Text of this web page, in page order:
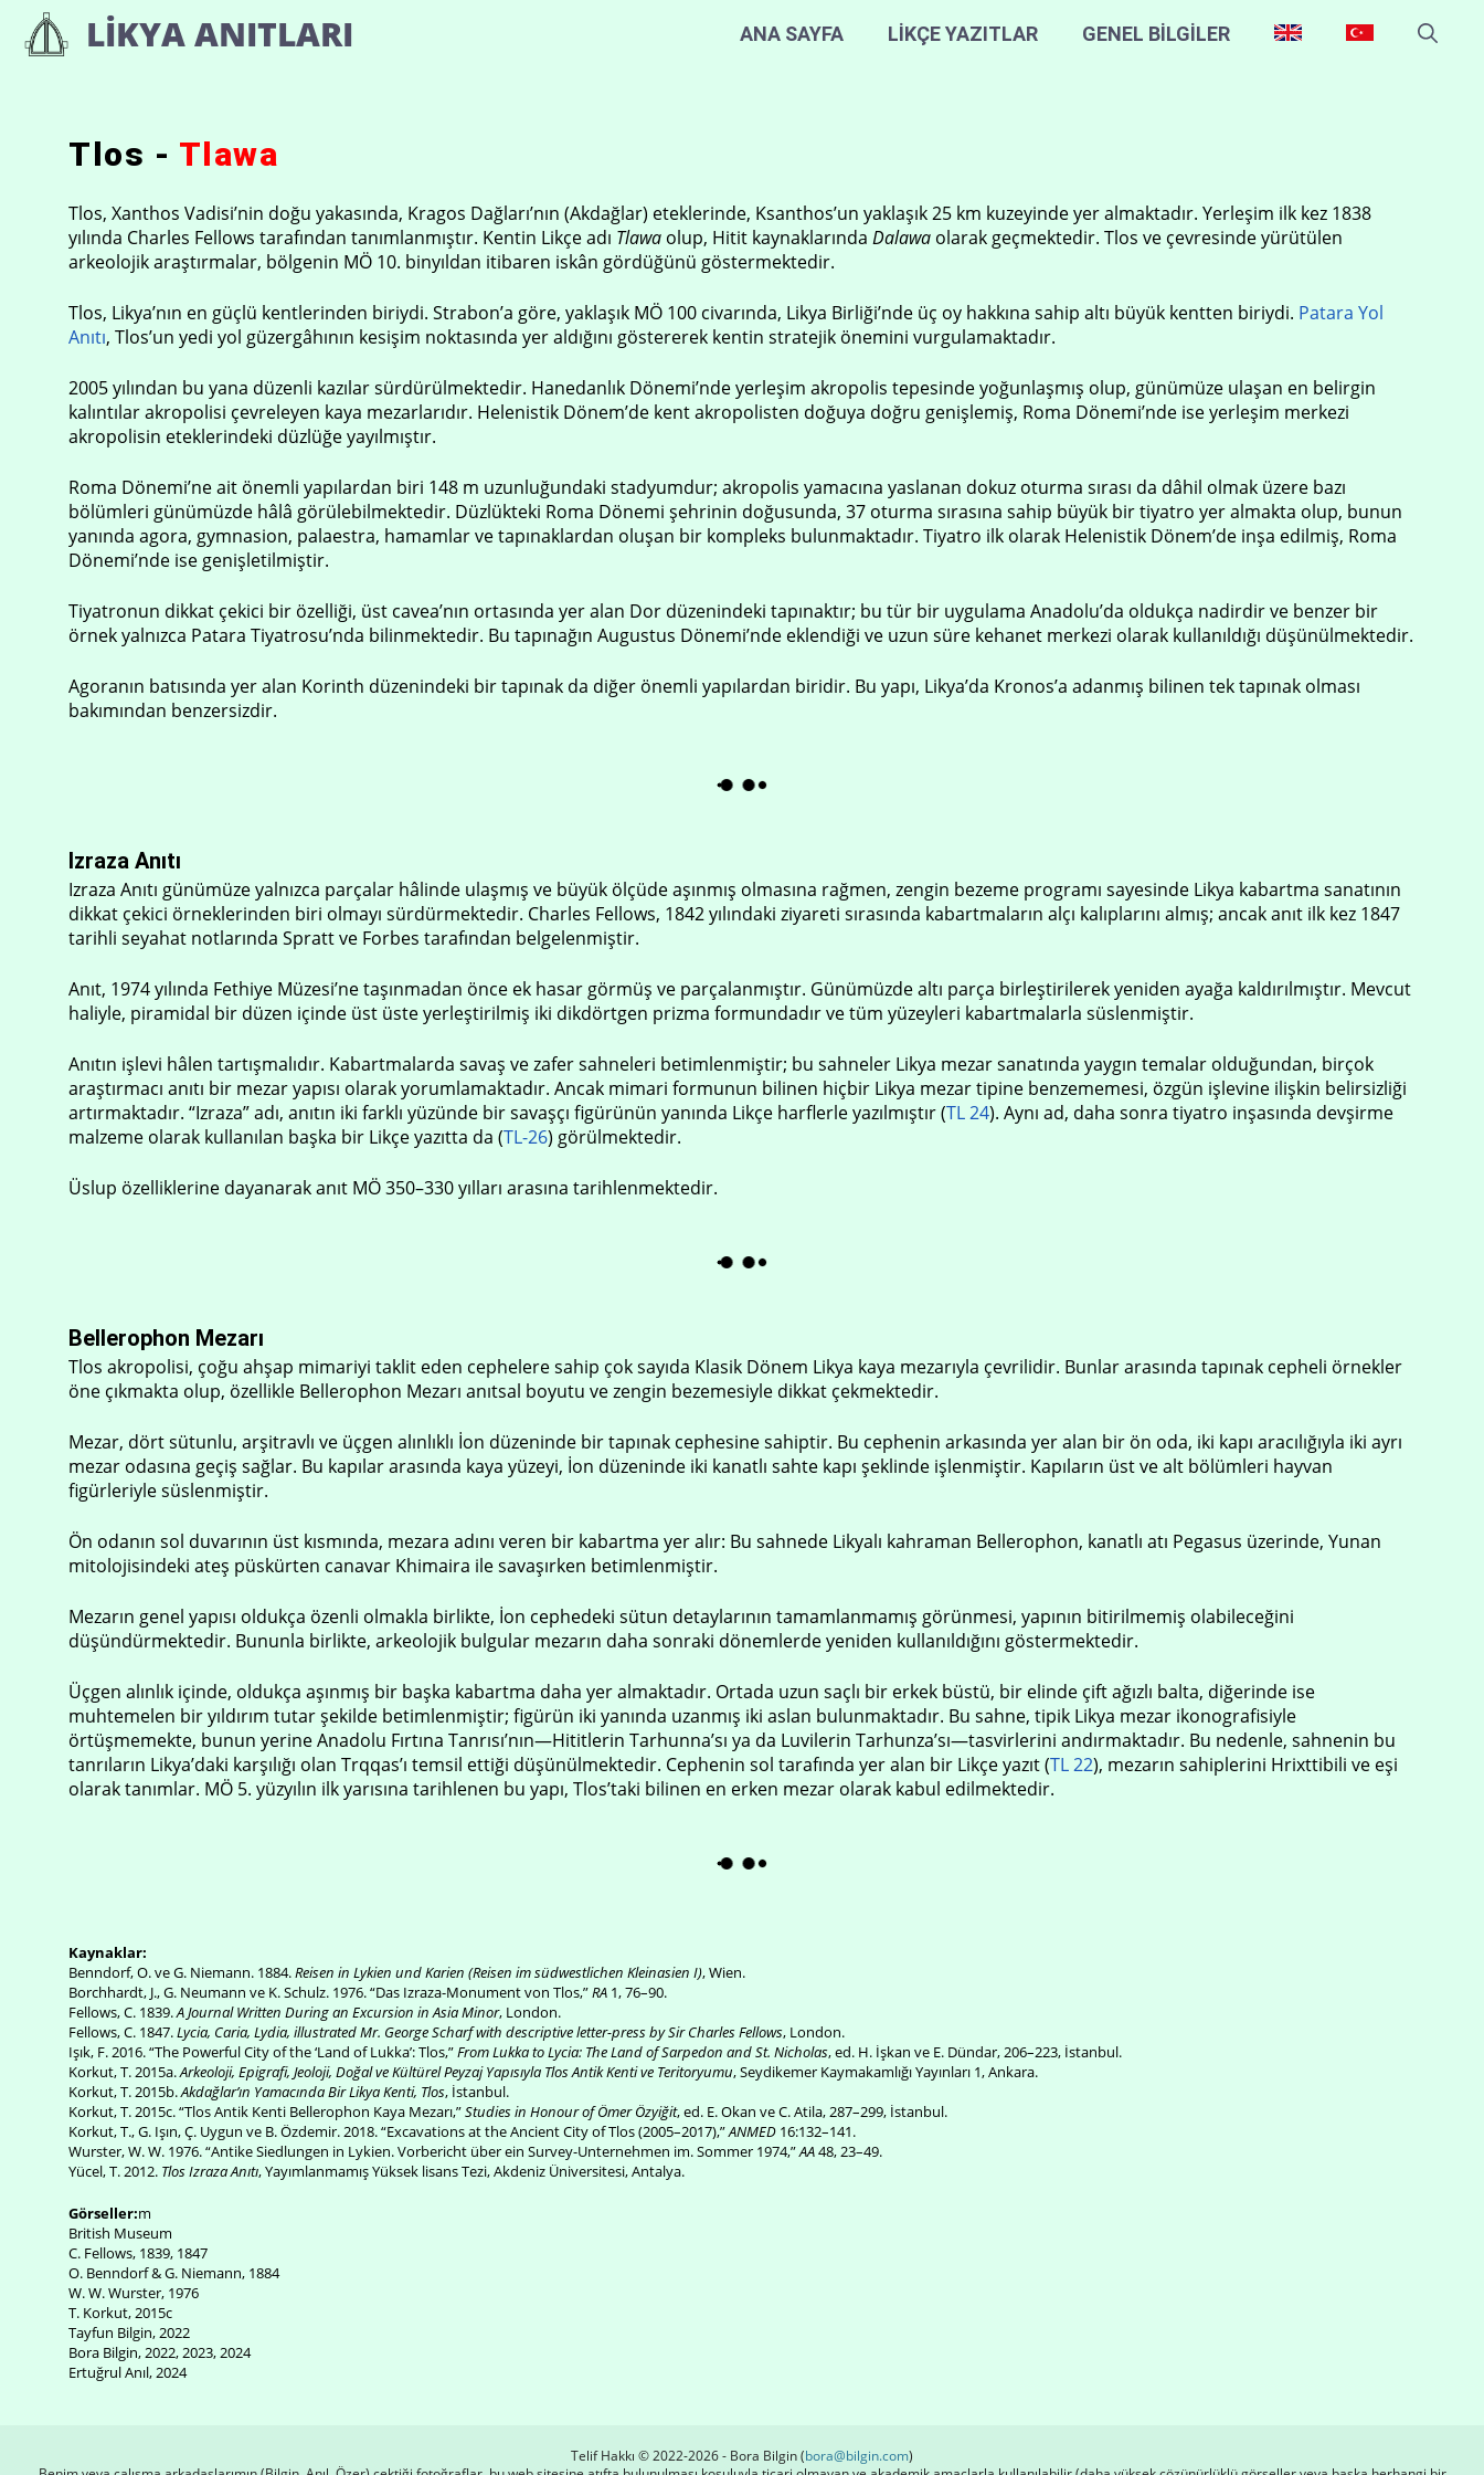
İçeriğe
atla
LIKYA ANITLARI ANA SAYFA LİKÇE YAZITLAR GENEL BİLGİLER
Tlos - Tlawa
Tlos, Xanthos Vadisi’nin doğu yakasında, Kragos Dağları’nın (Akdağlar) eteklerinde, Ksanthos’un yaklaşık 25 km kuzeyinde yer almaktadır. Yerleşim ilk kez 1838
yılında Charles Fellows tarafından tanımlanmıştır. Kentin Likçe adı Tlawa olup, Hitit kaynaklarında Dalawa olarak geçmektedir. Tlos ve çevresinde yürütülen
arkeolojik araştırmalar, bölgenin MÖ 10. binyıldan itibaren iskân gördüğünü göstermektedir.
Tlos, Likya’nın en güçlü kentlerinden biriydi. Strabon’a göre, yaklaşık MÖ 100 civarında, Likya Birliği’nde üç oy hakkına sahip altı büyük kentten biriydi. Patara Yol
Anıtı, Tlos’un yedi yol güzergâhının kesişim noktasında yer aldığını göstererek kentin stratejik önemini vurgulamaktadır.
2005 yılından bu yana düzenli kazılar sürdürülmektedir. Hanedanlık Dönemi’nde yerleşim akropolis tepesinde yoğunlaşmış olup, günümüze ulaşan en belirgin
kalıntılar akropolisi çevreleyen kaya mezarlarıdır. Helenistik Dönem’de kent akropolisten doğuya doğru genişlemiş, Roma Dönemi’nde ise yerleşim merkezi
akropolisin eteklerindeki düzlüğe yayılmıştır.
Roma Dönemi’ne ait önemli yapılardan biri 148 m uzunluğundaki stadyumdur; akropolis yamacına yaslanan dokuz oturma sırası da dâhil olmak üzere bazı
bölümleri günümüzde hâlâ görülebilmektedir. Düzlükteki Roma Dönemi şehrinin doğusunda, 37 oturma sırasına sahip büyük bir tiyatro yer almakta olup, bunun
yanında agora, gymnasion, palaestra, hamamlar ve tapınaklardan oluşan bir kompleks bulunmaktadır. Tiyatro ilk olarak Helenistik Dönem’de inşa edilmiş, Roma
Dönemi’nde ise genişletilmiştir.
Tiyatronun dikkat çekici bir özelliği, üst cavea’nın ortasında yer alan Dor düzenindeki tapınaktır; bu tür bir uygulama Anadolu’da oldukça nadirdir ve benzer bir
örnek yalnızca Patara Tiyatrosu’nda bilinmektedir. Bu tapınağın Augustus Dönemi’nde eklendiği ve uzun süre kehanet merkezi olarak kullanıldığı düşünülmektedir.
Agoranın batısında yer alan Korinth düzenindeki bir tapınak da diğer önemli yapılardan biridir. Bu yapı, Likya’da Kronos’a adanmış bilinen tek tapınak olması
bakımından benzersizdir.
Izraza Anıtı
Izraza Anıtı günümüze yalnızca parçalar hâlinde ulaşmış ve büyük ölçüde aşınmış olmasına rağmen, zengin bezeme programı sayesinde Likya kabartma sanatının
dikkat çekici örneklerinden biri olmayı sürdürmektedir. Charles Fellows, 1842 yılındaki ziyareti sırasında kabartmaların alçı kalıplarını almış; ancak anıt ilk kez 1847
tarihli seyahat notlarında Spratt ve Forbes tarafından belgelenmiştir.
Anıt, 1974 yılında Fethiye Müzesi’ne taşınmadan önce ek hasar görmüş ve parçalanmıştır. Günümüzde altı parça birleştirilerek yeniden ayağa kaldırılmıştır. Mevcut
haliyle, piramidal bir düzen içinde üst üste yerleştirilmiş iki dikdörtgen prizma formundadır ve tüm yüzeyleri kabartmalarla süslenmiştir.
Anıtın işlevi hâlen tartışmalıdır. Kabartmalarda savaş ve zafer sahneleri betimlenmiştir; bu sahneler Likya mezar sanatında yaygın temalar olduğundan, birçok
araştırmacı anıtı bir mezar yapısı olarak yorumlamaktadır. Ancak mimari formunun bilinen hiçbir Likya mezar tipine benzememesi, özgün işlevine ilişkin belirsizliği
artırmaktadır. “Izraza” adı, anıtın iki farklı yüzünde bir savaşçı figürünün yanında Likçe harflerle yazılmıştır (TL 24). Aynı ad, daha sonra tiyatro inşasında devşirme
malzeme olarak kullanılan başka bir Likçe yazıtta da (TL-26) görülmektedir.
Üslup özelliklerine dayanarak anıt MÖ 350–330 yılları arasına tarihlenmektedir.
Bellerophon Mezarı
Tlos akropolisi, çoğu ahşap mimariyi taklit eden cephelere sahip çok sayıda Klasik Dönem Likya kaya mezarıyla çevrilidir. Bunlar arasında tapınak cepheli örnekler
öne çıkmakta olup, özellikle Bellerophon Mezarı anıtsal boyutu ve zengin bezemesiyle dikkat çekmektedir.
Mezar, dört sütunlu, arşitravlı ve üçgen alınlıklı İon düzeninde bir tapınak cephesine sahiptir. Bu cephenin arkasında yer alan bir ön oda, iki kapı aracılığıyla iki ayrı
mezar odasına geçiş sağlar. Bu kapılar arasında kaya yüzeyi, İon düzeninde iki kanatlı sahte kapı şeklinde işlenmiştir. Kapıların üst ve alt bölümleri hayvan
figürleriyle süslenmiştir.
Ön odanın sol duvarının üst kısmında, mezara adını veren bir kabartma yer alır: Bu sahnede Likyalı kahraman Bellerophon, kanatlı atı Pegasus üzerinde, Yunan
mitolojisindeki ateş püskürten canavar Khimaira ile savaşırken betimlenmiştir.
Mezarın genel yapısı oldukça özenli olmakla birlikte, İon cephedeki sütun detaylarının tamamlanmamış görünmesi, yapının bitirilmemiş olabileceğini
düşündürmektedir. Bununla birlikte, arkeolojik bulgular mezarın daha sonraki dönemlerde yeniden kullanıldığını göstermektedir.
Üçgen alınlık içinde, oldukça aşınmış bir başka kabartma daha yer almaktadır. Ortada uzun saçlı bir erkek büstü, bir elinde çift ağızlı balta, diğerinde ise
muhtemelen bir yıldırım tutar şekilde betimlenmiştir; figürün iki yanında uzanmış iki aslan bulunmaktadır. Bu sahne, tipik Likya mezar ikonografisiyle
örtüşmemekte, bunun yerine Anadolu Fırtına Tanrısı’nın—Hititlerin Tarhunna’sı ya da Luvilerin Tarhunza’sı—tasvirlerini andırmaktadır. Bu nedenle, sahnenin bu
tanrıların Likya’daki karşılığı olan Trqqas’ı temsil ettiği düşünülmektedir. Cephenin sol tarafında yer alan bir Likçe yazıt (TL 22), mezarın sahiplerini Hrixttibili ve eşi
olarak tanımlar. MÖ 5. yüzyılın ilk yarısına tarihlenen bu yapı, Tlos’taki bilinen en erken mezar olarak kabul edilmektedir.
Kaynaklar:
Benndorf, O. ve G. Niemann. 1884.Reisen in Lykien und Karien (Reisen im südwestlichen Kleinasien I), Wien.
Borchhardt, J., G. Neumann ve K. Schulz. 1976. “Das Izraza-Monument von Tlos,”RA 1, 76–90.
Fellows, C. 1839.A Journal Written During an Excursion in Asia Minor, London.
Fellows, C. 1847.Lycia, Caria, Lydia, illustrated Mr. George Scharf with descriptive letter-press by Sir Charles Fellows, London.
Işık, F. 2016. “The Powerful City of the ‘Land of Lukka’: Tlos,”From Lukka to Lycia: The Land of Sarpedon and St. Nicholas, ed. H. İşkan ve E. Dündar, 206–223, İstanbul.
Korkut, T. 2015a.Arkeoloji, Epigrafi, Jeoloji, Doğal ve Kültürel Peyzaj Yapısıyla Tlos Antik Kenti ve Teritoryumu, Seydikemer Kaymakamlığı Yayınları 1, Ankara.
Korkut, T. 2015b.Akdağlar’ın Yamacında Bir Likya Kenti, Tlos, İstanbul.
Korkut, T. 2015c. “Tlos Antik Kenti Bellerophon Kaya Mezarı,”Studies in Honour of Ömer Özyiğit, ed. E. Okan ve C. Atila, 287–299, İstanbul.
Korkut, T., G. Işın, Ç. Uygun ve B. Özdemir. 2018. “Excavations at the Ancient City of Tlos (2005–2017),”ANMED 16:132–141.
Wurster, W. W. 1976. “Antike Siedlungen in Lykien. Vorbericht über ein Survey-Unternehmen im. Sommer 1974,”AA48, 23–49.
Yücel, T. 2012. Tlos Izraza Anıtı, Yayımlanmamış Yüksek lisans Tezi, Akdeniz Üniversitesi, Antalya.
Görseller:m
British Museum
C. Fellows, 1839, 1847
O. Benndorf & G. Niemann, 1884
W. W. Wurster, 1976
T. Korkut, 2015c
Tayfun Bilgin, 2022
Bora Bilgin, 2022, 2023, 2024
Ertuğrul Anıl, 2024
Telif Hakkı © 2022-2026 - Bora Bilgin (bora@bilgin.com)